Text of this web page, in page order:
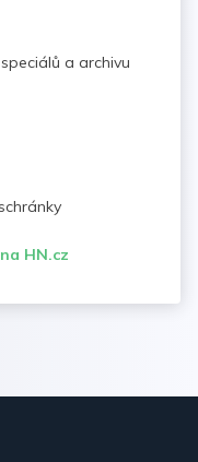
a archivu
HN.cz